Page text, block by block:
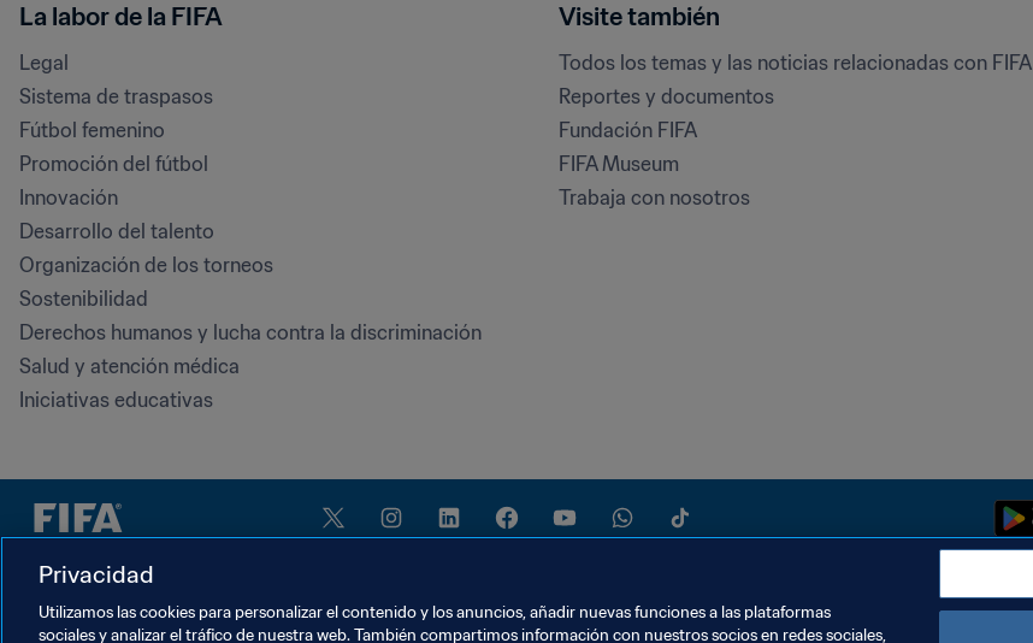
La labor de la FIFA
Legal
Sistema de traspasos
Fútbol femenino
Promoción del fútbol
Innovación
Desarrollo del talento
Organización de los torneos
Sostenibilidad
Derechos humanos y lucha contra la discriminación
Salud y atención médica
Iniciativas educativas
Visite también
Todos los temas y las noticias relacionadas con FIFA
Reportes y documentos
Fundación FIFA
FIFA Museum
Trabaja con nosotros
Privacidad
Utilizamos las cookies para personalizar el contenido y los anuncios, añadir nuevas funciones a las plataformas
sociales y analizar el tráfico de nuestra web. También compartimos información con nuestros socios en redes sociales,